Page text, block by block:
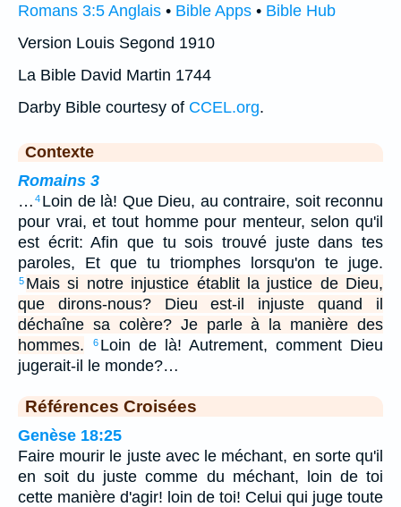
Romans 3:5 Anglais • Bible Apps • Bible Hub
Version Louis Segond 1910
La Bible David Martin 1744
Darby Bible courtesy of CCEL.org.
Contexte
Romains 3
… 4 Loin de là! Que Dieu, au contraire, soit reconnu
pour vrai, et tout homme pour menteur, selon qu'il
est écrit: Afin que tu sois trouvé juste dans tes
paroles, Et que tu triomphes lorsqu'on te juge.
5 Mais si notre injustice établit la justice de Dieu,
que dirons-nous? Dieu est-il injuste quand il
déchaîne sa colère? Je parle à la manière des
hommes.
6 Loin de là! Autrement, comment Dieu
jugerait-il le monde?…
Références Croisées
Genèse 18:25
Faire mourir le juste avec le méchant, en sorte qu'il
en soit du juste comme du méchant, loin de toi
cette manière d'agir! loin de toi! Celui qui juge toute